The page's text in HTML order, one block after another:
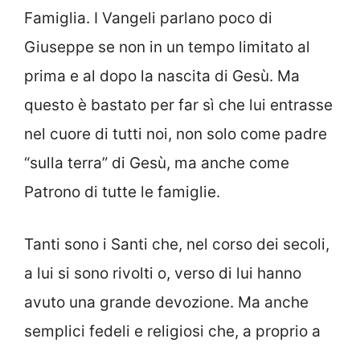
Famiglia. I Vangeli parlano poco di
Giuseppe se non in un tempo limitato al
prima e al dopo la nascita di Gesù. Ma
questo è bastato per far sì che lui entrasse
nel cuore di tutti noi, non solo come padre
“sulla terra” di Gesù, ma anche come
Patrono di tutte le famiglie.
Tanti sono i Santi che, nel corso dei secoli,
a lui si sono rivolti o, verso di lui hanno
avuto una grande devozione. Ma anche
semplici fedeli e religiosi che, a proprio a